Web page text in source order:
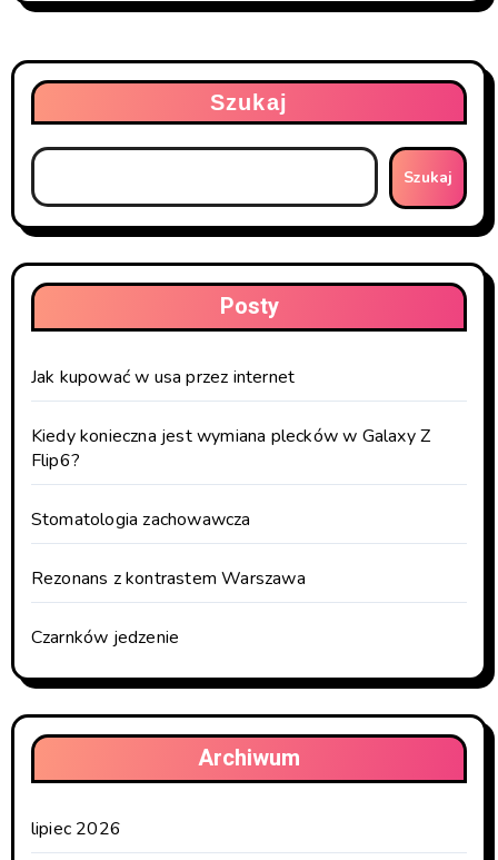
Szukaj
Szukaj
Posty
Jak kupować w usa przez internet
Kiedy konieczna jest wymiana plecków w Galaxy Z
Flip6?
Stomatologia zachowawcza
Rezonans z kontrastem Warszawa
Czarnków jedzenie
Archiwum
lipiec 2026